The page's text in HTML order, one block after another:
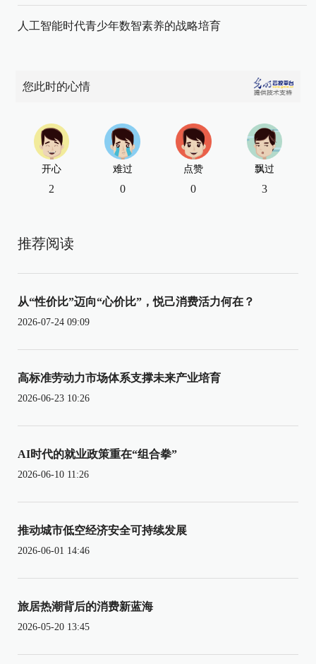
人工智能时代青少年数智素养的战略培育
您此时的心情
开心
2
难过
0
点赞
0
飘过
3
推荐阅读
从“性价比”迈向“心价比”，悦己消费活力何在？
2026-07-24 09:09
高标准劳动力市场体系支撑未来产业培育
2026-06-23 10:26
AI时代的就业政策重在“组合拳”
2026-06-10 11:26
推动城市低空经济安全可持续发展
2026-06-01 14:46
旅居热潮背后的消费新蓝海
2026-05-20 13:45